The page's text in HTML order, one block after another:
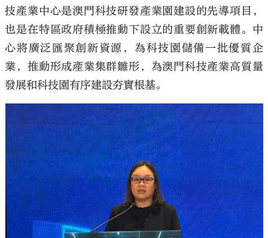
技產業中心是澳門科技研發產業園建設的先導項目，
也是在特區政府積極推動下設立的重要創新載體。中
心將廣泛匯聚創新資源，為科技園儲備一批優質企
業，推動形成產業集群雛形，為澳門科技產業高質量
發展和科技園有序建設夯實根基。